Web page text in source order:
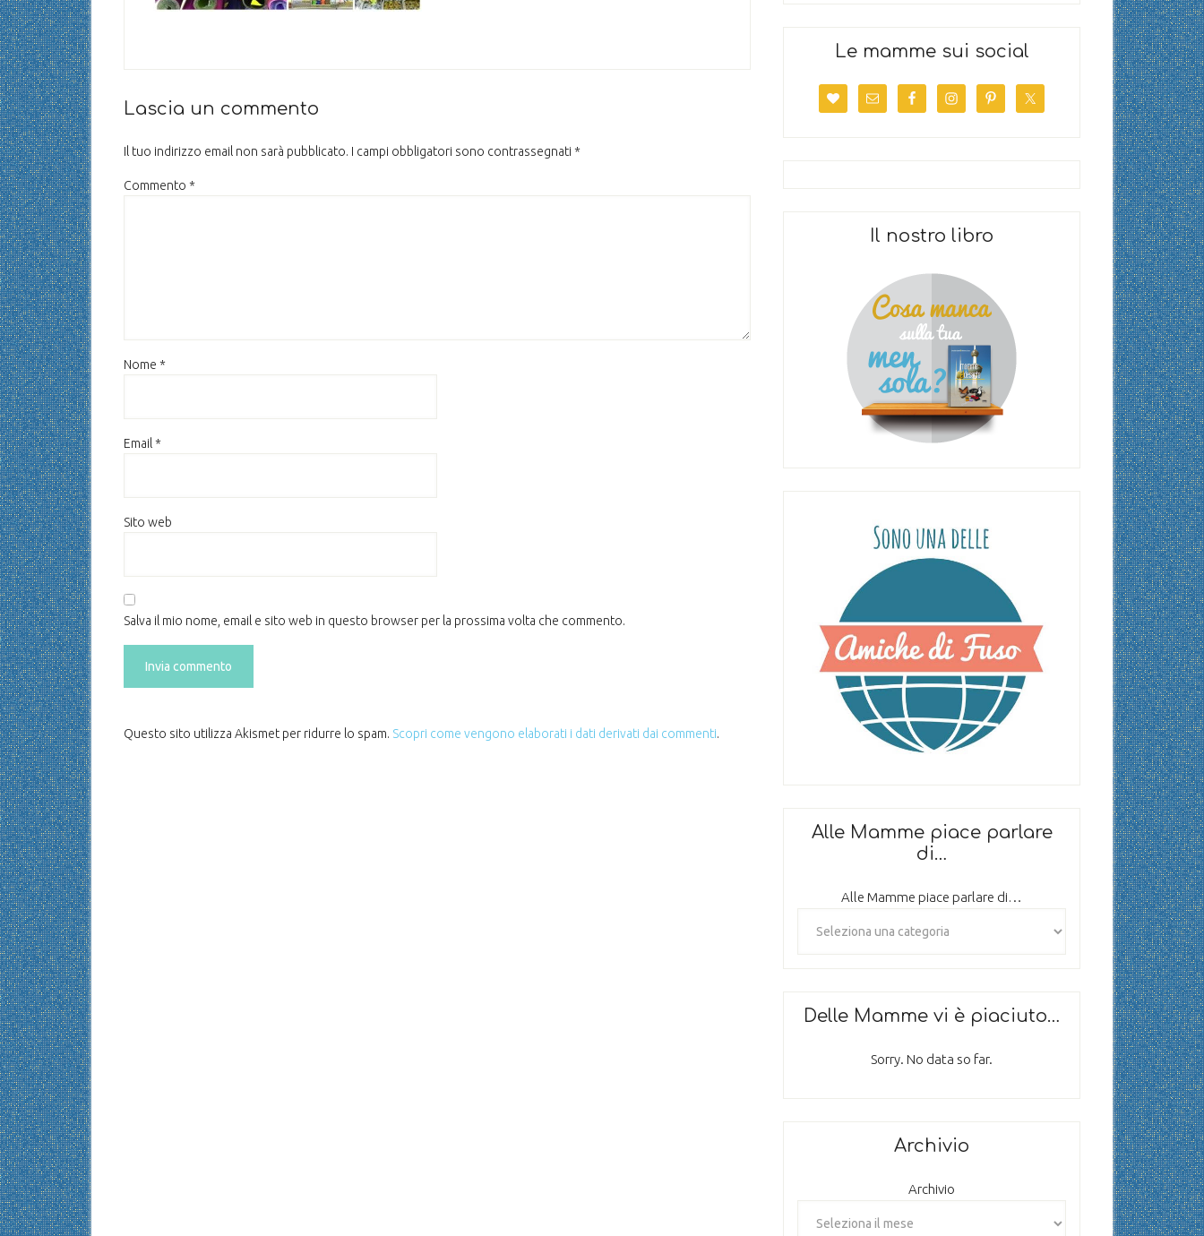
Lascia un commento
Il tuo indirizzo email non sarà pubblicato. I campi obbligatori sono contrassegnati *
Commento *
Nome *
Email *
Sito web
Salva il mio nome, email e sito web in questo browser per la prossima volta che commento.
Questo sito utilizza Akismet per ridurre lo spam. Scopri come vengono elaborati i dati derivati dai commenti.
Le mamme sui social
Il nostro libro
Alle Mamme piace parlare
di…
Alle Mamme piace parlare di…
Delle Mamme vi è piaciuto…
Sorry. No data so far.
Archivio
Archivio